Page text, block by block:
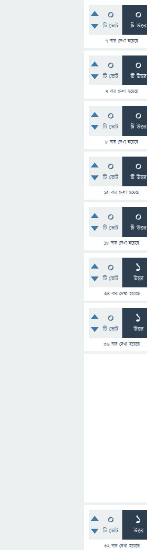
0
টি ভোট
0
টি উত্তর
7বার দেখা হয়েছে
0
টি ভোট
0
টি উত্তর
7বার দেখা হয়েছে
0
টি ভোট
0
টি উত্তর
8 বার দেখা হয়েছে
0
টি ভোট
0
টি উত্তর
15 বার দেখা হয়েছে
0
টি ভোট
0
টি উত্তর
18 বার দেখা হয়েছে
0
টি ভোট
1
উত্তর
34বার দেখা হয়েছে
0
টি ভোট
1
উত্তর
36 বার দেখা হয়েছে
0
টি ভোট
1
উত্তর
32বার দেখা হয়েছে